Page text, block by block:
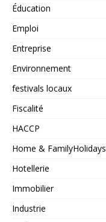
Éducation
Emploi
Entreprise
Environnement
festivals locaux
Fiscalité
HACCP
Home & FamilyHolidays
Hotellerie
Immobilier
Industrie